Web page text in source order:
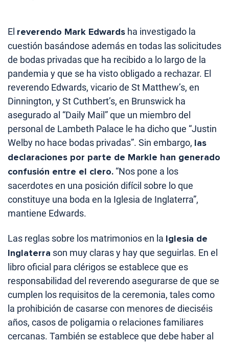
El reverendo Mark Edwards ha investigado la
cuestión basándose además en todas las solicitudes
de bodas privadas que ha recibido a lo largo de la
pandemia y que se ha visto obligado a rechazar. El
reverendo Edwards, vicario de St Matthew’s, en
Dinnington, y St Cuthbert’s, en Brunswick ha
asegurado al “Daily Mail” que un miembro del
personal de Lambeth Palace le ha dicho que “Justin
Welby no hace bodas privadas”. Sin embargo, las
declaraciones por parte de Markle han generado
confusión entre el clero. “Nos pone a los
sacerdotes en una posición difícil sobre lo que
constituye una boda en la Iglesia de Inglaterra”,
mantiene Edwards.
Las reglas sobre los matrimonios en la Iglesia de
Inglaterra son muy claras y hay que seguirlas. En el
libro oficial para clérigos se establece que es
responsabilidad del reverendo asegurarse de que se
cumplen los requisitos de la ceremonia, tales como
la prohibición de casarse con menores de dieciséis
años, casos de poligamia o relaciones familiares
cercanas. También se establece que debe haber al